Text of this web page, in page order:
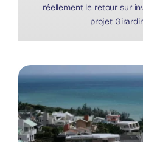
réellement le retour sur
projet